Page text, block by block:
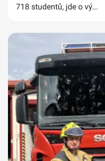
718 studentů, jde o vý...